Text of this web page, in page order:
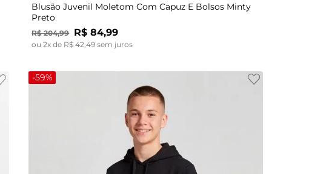
Blusão Juvenil Moletom Com Capuz E Bolsos Minty
Preto
R$ 204,99 R$ 84,99
ou2x de R$ 42 ,49 sem juros
-59%